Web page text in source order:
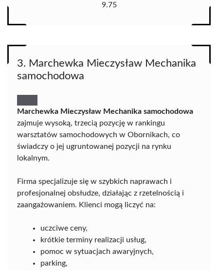
9.75
3. Marchewka Mieczysław Mechanika
samochodowa
Marchewka Mieczysław Mechanika samochodowa
zajmuje wysoką, trzecią pozycję w rankingu
warsztatów samochodowych w Obornikach, co
świadczy o jej ugruntowanej pozycji na rynku
lokalnym.
Firma specjalizuje się w szybkich naprawach i
profesjonalnej obsłudze, działając z rzetelnością i
zaangażowaniem. Klienci mogą liczyć na:
uczciwe ceny,
krótkie terminy realizacji usług,
pomoc w sytuacjach awaryjnych,
parking,